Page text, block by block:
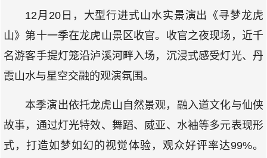
12月20日，大型行进式山水实景演出《寻梦龙虎
山》第十一季在龙虎山景区收官。收官之夜现场，近千
名游客手提灯笼沿泸溪河畔入场，沉浸式感受灯光、丹
霞山水与星空交融的观演氛围。
本季演出依托龙虎山自然景观，融入道文化与仙侠
故事，通过灯光特效、舞蹈、威亚、水袖等多元表现形
式，打造如梦如幻的视觉体验，观众好评率达99%。